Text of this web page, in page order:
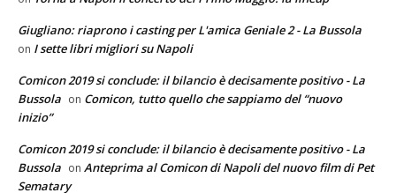
Giugliano: riaprono i casting per L'amica Geniale 2 - La Bussola
on I sette libri migliori su Napoli
Comicon 2019 si conclude: il bilancio è decisamente positivo - La
Bussola on Comicon, tutto quello che sappiamo del “nuovo
inizio”
Comicon 2019 si conclude: il bilancio è decisamente positivo - La
Bussola on Anteprima al Comicon di Napoli del nuovo film di Pet
Sematary